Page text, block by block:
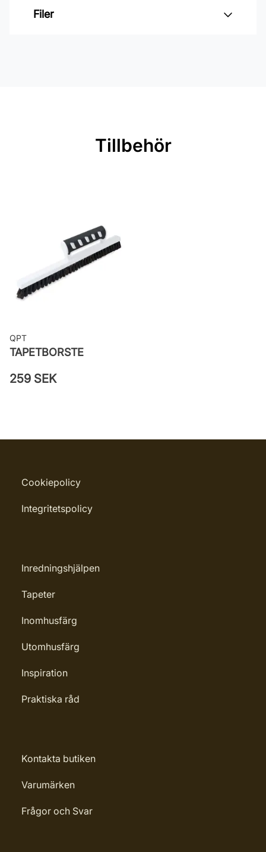
Varumärke: Boråstapeter
Mönsterrepetition: 53 cm
woven
Applicering av lim: Lim strykes på
väggen
Leverantörens artikelnummer: 8142
Filer
Tillbehör
QPT
TAPETBORSTE
259 SEK
Cookiepolicy
Integritetspolicy
Inredningshjälpen
Tapeter
Inomhusfärg
Utomhusfärg
Inspiration
Praktiska råd
Kontakta butiken
Varumärken
Frågor och Svar